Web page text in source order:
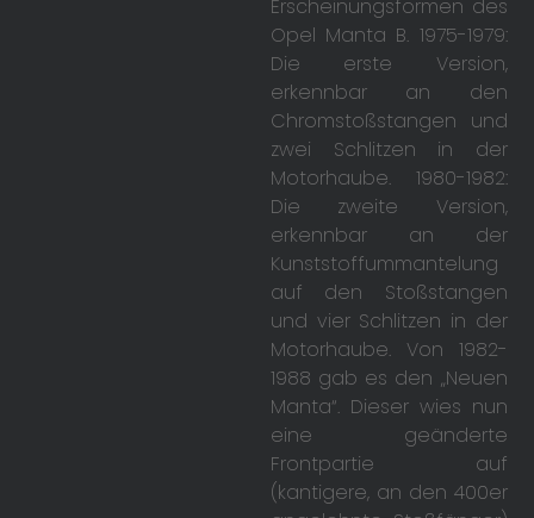
Erscheinungsformen des
Opel Manta B. 1975-1979:
Die erste Version,
erkennbar an den
Chromstoßstangen und
zwei Schlitzen in der
Motorhaube. 1980-1982:
Die zweite Version,
erkennbar an der
Kunststoffummantelung
auf den Stoßstangen
und vier Schlitzen in der
Motorhaube. Von 1982-
1988 gab es den „Neuen
Manta“. Dieser wies nun
eine geänderte
Frontpartie auf
(kantigere, an den 400er